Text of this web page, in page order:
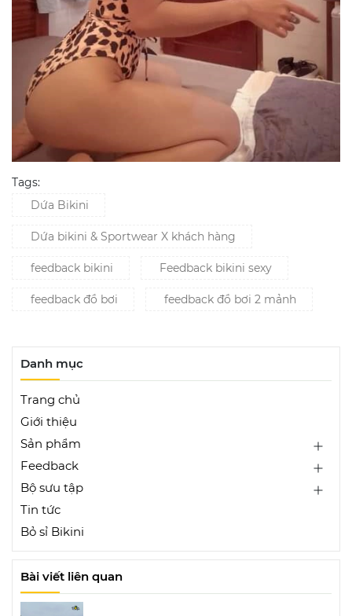
Tags:
Dứa Bikini
Dứa bikini & Sportwear X khách hàng
feedback bikini Feedback bikini sexy
feedback đồ bơi feedback đồ bơi 2 mảnh
Danh mục
Trang chủ
Giới thiệu
Sản phẩm
Feedback
Bộ sưu tập
Tin tức
Bỏ sỉ Bikini
Bài viết liên quan